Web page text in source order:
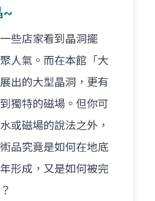
~
些店家看到晶洞擺
人氣。而在本館「大
出的大型晶洞，更有
獨特的磁場。但你可
或磁場的說法之外，
品究竟是如何在地底
形成，又是如何被完